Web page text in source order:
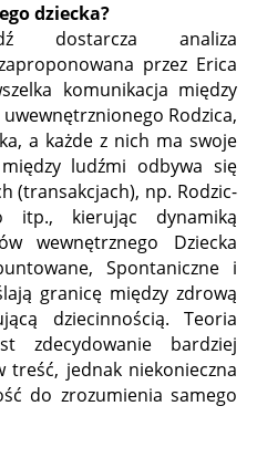
dziecka?
dostarcza analiza
przez Erica
komunikacja między
Rodzica,
a każde z nich ma swoje
ludźmi odbywa się
(transakcjach), np. Rodzic-
itp., kierując dynamiką
wewnętrznego Dziecka
Spontaniczne i
granicę między zdrową
dziecinnością. Teoria
zdecydowanie bardziej
treść, jednak niekonieczna
do zrozumienia samego